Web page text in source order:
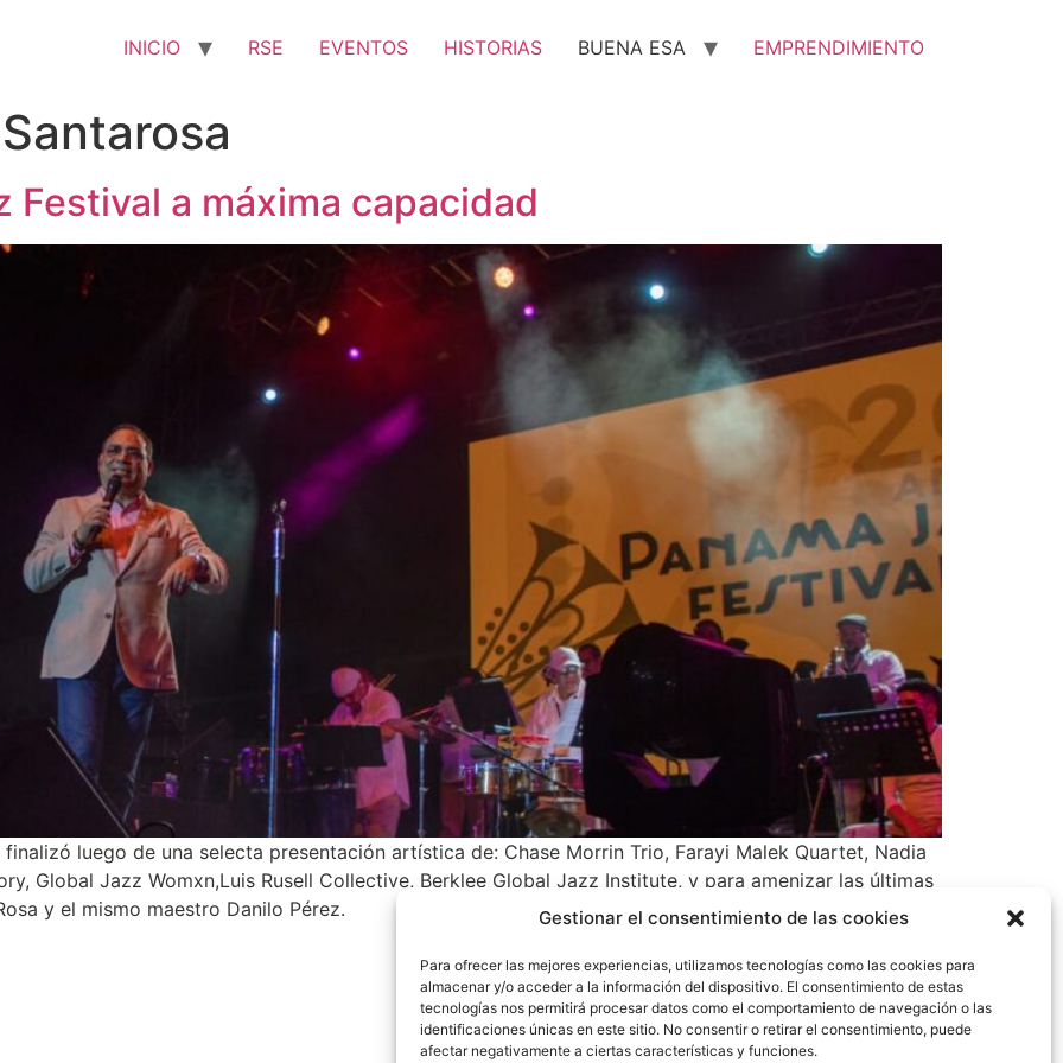
Gestionar el consentimiento de las cookies
Para ofrecer las mejores experiencias, utilizamos tecnologías como las cookies para
almacenar y/o acceder a la información del dispositivo. El consentimiento de estas
tecnologías nos permitirá procesar datos como el comportamiento de navegación o las
identificaciones únicas en este sitio. No consentir o retirar el consentimiento, puede
afectar negativamente a ciertas características y funciones.
INICIO RSE EVENTOS HISTORIAS BUENA ESA EMPRENDIMIENTO
Festival a máxima capacidad
luego de una selecta presentación artística de: Chase Morrin Trio, Farayi Malek Quartet, Nadia
Global Jazz Womxn,Luis Rusell Collective, Berklee Global Jazz Institute, y para amenizar las últimas
y el mismo maestro Danilo Pérez.